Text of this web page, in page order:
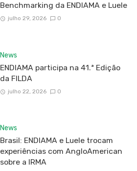
Benchmarking da ENDIAMA e Luele
julho 29, 2026 0
News
ENDIAMA participa na 41.ª Edição
da FILDA
julho 22, 2026 0
News
Brasil: ENDIAMA e Luele trocam
experiências com AngloAmerican
sobre a IRMA